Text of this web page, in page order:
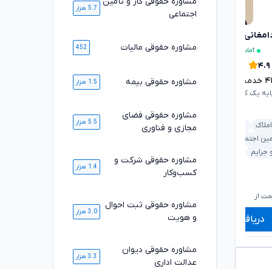
ثانی
آماده مشاوره فوری
۴.۹
خدمت ارائه شده موفق
یک کانون وکلای دادگستری
دیوان عدالت اداری
اجتماعی
جرایم
از
دریافت مشاوره
مشغول مشاوره
۳۴۰۸
خدمت ارائه شده موفق
ملکی و املاک
بانکی و مطالبات
خانواده
کیفری و جرایم
خودرو و حمل‌ونقل
دریافت مشاوره
اجتماعی
5.7 هزار
مشاوره حقوقی مالیات 452
مشاوره حقوقی بیمه 1.5 هزار
مشاوره حقوقی فضای
مجازی و فناوری
5.5 هزار
مشاوره حقوقی شرکت و
کسب‌وکار
1.4 هزار
مشاوره حقوقی ثبت احوال
و هویت
3.0 هزار
مشاوره حقوقی دیوان
عدالت اداری
3.3 هزار